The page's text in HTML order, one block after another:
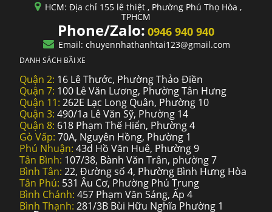
HCM: Địa chỉ 155 lê thiệt , Phường Phú Thọ Hòa ,
TPHCM
Phone/Zalo: 0946 940 940
Email: chuyennhathanhtai123@gmail.com
DANH SÁCH BÃI XE
Quận 2: 16 Lê Thước, Phường Thảo Điền
Quận 7: 100 Lê Văn Lương, Phường Tân Hưng
Quận 11: 262E Lạc Long Quân, Phường 10
Quận 3: 490/1a Lê Văn Sỹ, Phường 14
Quận 8: 618 Phạm Thế Hiển, Phường 4
Gò Vấp: 70A, Nguyên Hồng, Phường 1
Phú Nhuận: 43d Hồ Văn Huê, Phường 9
Tân Bình: 107/38, Bành Văn Trân, phường 7
Bình Tân: 22, Đường số 4, Phường Bình Hưng Hòa
Tân Phú: 531 Âu Cơ, Phường Phú Trung
Bình Chánh: 457 Phạm Văn Sáng, Ấp 4
Bình Thạnh: 281/3B Bùi Hữu Nghĩa Phường 1